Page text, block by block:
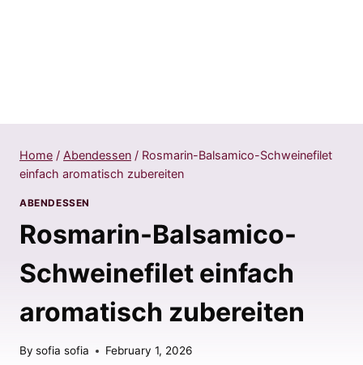
Home / Abendessen / Rosmarin-Balsamico-Schweinefilet
einfach aromatisch zubereiten
ABENDESSEN
Rosmarin-Balsamico-
Schweinefilet einfach
aromatisch zubereiten
By sofia sofia February 1, 2026